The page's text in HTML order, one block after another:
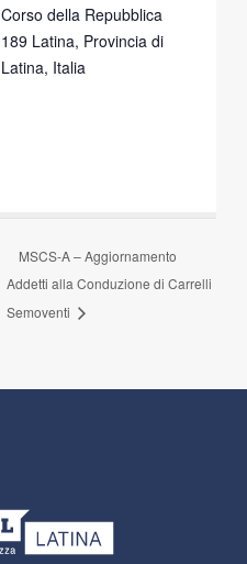
Corso della Repubblica
189 Latina, Provincia di
Latina, Italia
MSCS-A – Aggiornamento
Addetti alla Conduzione di Carrelli
Semoventi